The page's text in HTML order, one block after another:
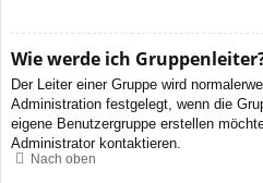
Wie werde ich
Der Leiter einer Gruppe wird
Administration festgelegt, wenn die
eigene Benutzergruppe erstellen
Administrator kontaktieren.
Nach oben